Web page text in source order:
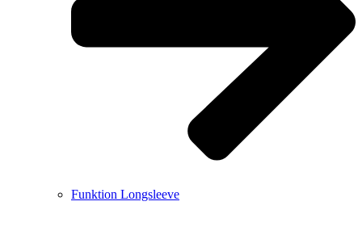
Funktion Longsleeve